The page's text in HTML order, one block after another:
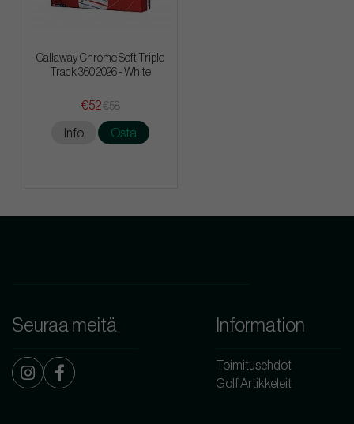
Callaway Chrome Soft Triple
Track 360 2026 - White
€52€58
Info Osta
Seuraa meitä Information
Toimitusehdot
Golf Artikkeleit